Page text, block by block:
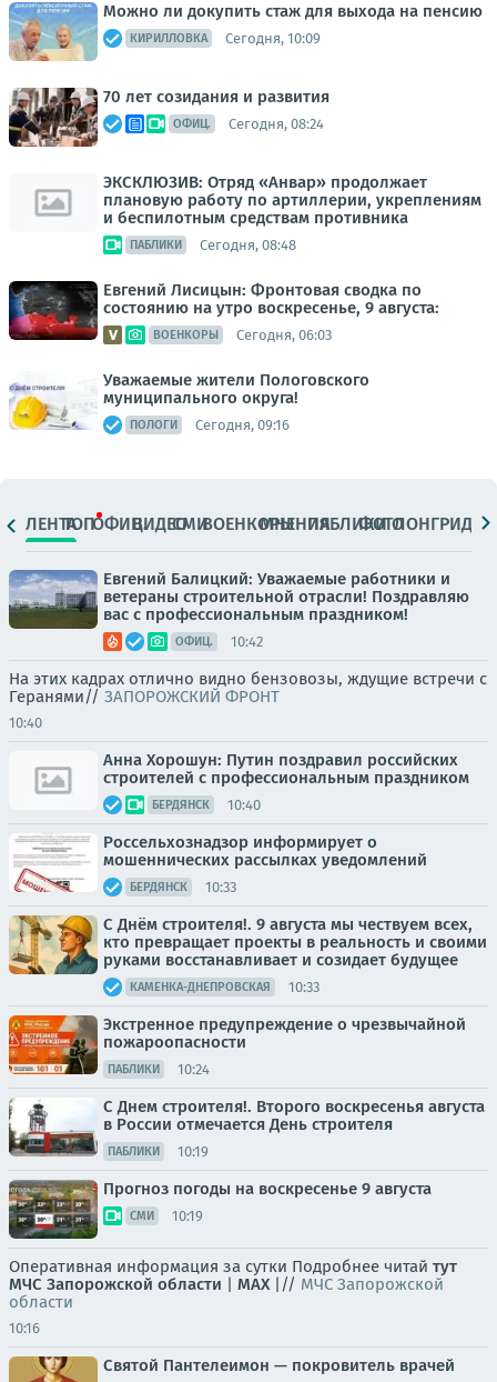
Можно ли докупить стаж для выхода на пенсию
КИРИЛЛОВКА Сегодня, 10:09
70 лет созидания и развития
ОФИЦ. Сегодня, 08:24
ЭКСКЛЮЗИВ: Отряд «Анвар» продолжает
плановую работу по артиллерии, укреплениям
и беспилотным средствам противника
ПАБЛИКИ Сегодня, 08:48
Евгений Лисицын: Фронтовая сводка по
состоянию на утро воскресенье, 9 августа:
ВОЕНКОРЫ Сегодня, 06:03
Уважаемые жители Пологовского
муниципального округа!
ПОЛОГИ Сегодня, 09:16
ЛЕНТАТОПОФИЦ.ВИДЕОСМИВОЕНКОРЫМНЕНИЯПАБЛИКИ
ФОТОЛОНГРИДЫ
Евгений Балицкий: Уважаемые работники и
ветераны строительной отрасли! Поздравляю
вас с профессиональным праздником!
ОФИЦ. 10:42
На этих кадрах отлично видно бензовозы, ждущие встречи с
Геранями// ЗАПОРОЖСКИЙ ФРОНТ
10:40
Анна Хорошун: Путин поздравил российских
строителей с профессиональным праздником
БЕРДЯНСК 10:40
Россельхознадзор информирует о
мошеннических рассылках уведомлений
БЕРДЯНСК 10:33
С Днём строителя!. 9 августа мы чествуем всех,
кто превращает проекты в реальность и своими
руками восстанавливает и созидает будущее
КАМЕНКА-ДНЕПРОВСКАЯ 10:33
Экстренное предупреждение о чрезвычайной
пожароопасности
ПАБЛИКИ 10:24
С Днем строителя!. Второго воскресенья августа
в России отмечается День строителя
ПАБЛИКИ 10:19
Прогноз погоды на воскресенье 9 августа
СМИ 10:19
Оперативная информация за сутки Подробнее читай тут
МЧС Запорожской области
MAX|// МЧС Запорожской
области
10:16
Святой Пантелеимон — покровитель врачей